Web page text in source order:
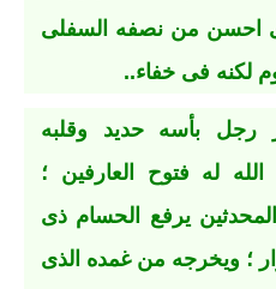
احسن من نصفه السفلى
لكنه فى خفاء..
بأسه حديد وقلبه
له فتوح العارفين ؛
المحدثين يرفع الحسام ذى
؛ ويخرجه من غمده الذى